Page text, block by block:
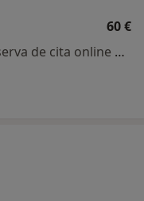
60 €
Este especialista no ofrece reserva de cita online en esta dirección.